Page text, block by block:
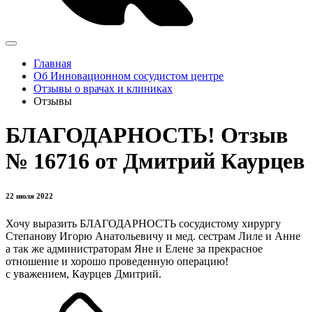
Главная
Об Инновационном сосудистом центре
Отзывы о врачах и клиниках
Отзывы
БЛАГОДАРНОСТЬ! Отзыв
№ 16716 от Дмитрий Каурцев
22 июля 2022
Хочу выразить БЛАГОДАРНОСТЬ сосудистому хирургу
Степанову Игорю Анатольевичу и мед. сестрам Лиле и Анне
а так же администраторам Яне и Елене за прекрасное
отношение и хорошо проведенную операцию!
с уважением, Каурцев Дмитрий.